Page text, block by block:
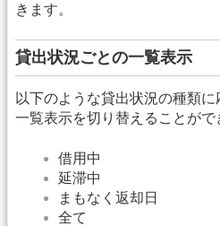
きます。
貸出状況ごとの一覧表示
以下のような貸出状況の種類
一覧表示を切り替えることがで
借用中
延滞中
まもなく返却日
全て